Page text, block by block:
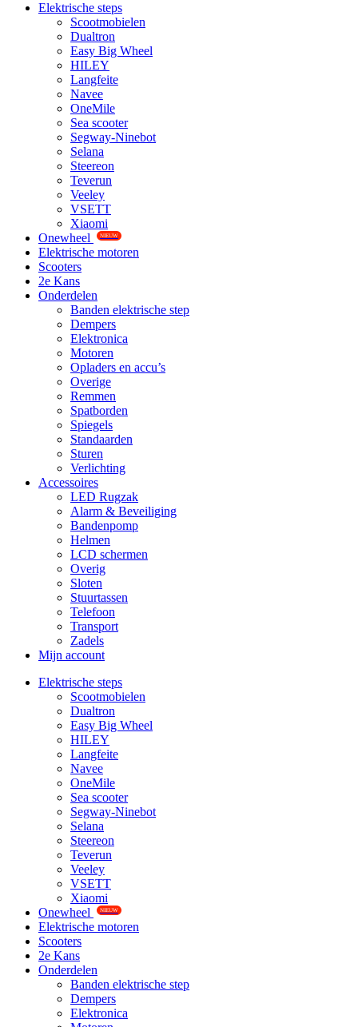
Elektrische steps
Scootmobielen
Dualtron
Easy Big Wheel
HILEY
Langfeite
Navee
OneMile
Sea scooter
Segway-Ninebot
Selana
Steereon
Teverun
Veeley
VSETT
Xiaomi
Onewheel
NIEUW
Elektrische motoren
Scooters
2e Kans
Onderdelen
Banden elektrische step
Dempers
Elektronica
Motoren
Opladers en accu’s
Overige
Remmen
Spatborden
Spiegels
Standaarden
Sturen
Verlichting
Accessoires
LED Rugzak
Alarm & Beveiliging
Bandenpomp
Helmen
LCD schermen
Overig
Sloten
Stuurtassen
Telefoon
Transport
Zadels
Mijn account
Elektrische steps
Scootmobielen
Dualtron
Easy Big Wheel
HILEY
Langfeite
Navee
OneMile
Sea scooter
Segway-Ninebot
Selana
Steereon
Teverun
Veeley
VSETT
Xiaomi
Onewheel
NIEUW
Elektrische motoren
Scooters
2e Kans
Onderdelen
Banden elektrische step
Dempers
Elektronica